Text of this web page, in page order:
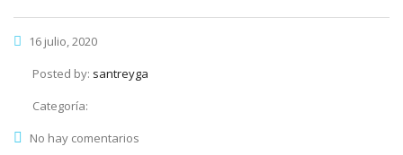
16 julio, 2020
Posted by: santreyga
Categoría:
No hay comentarios